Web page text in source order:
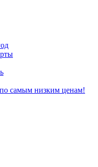
самым низким ценам!